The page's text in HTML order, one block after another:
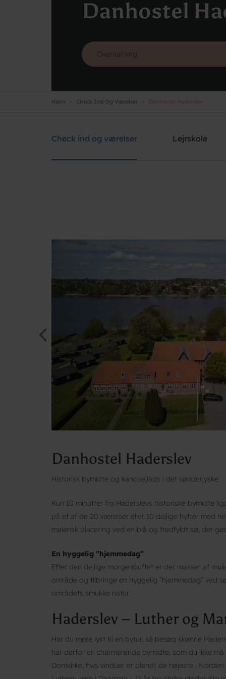
Danhostel
Danhostel Haderslev
Hjem Check Ind Og Værelser
Check ind og værelser Lejrskole
Danhostel Haderslev
Historisk bymidte og kanosejlads i det sønderjyske
Kun 10 minutter fra Haderslevs historiske bymidte
på et af de 20 værelser eller 10 dejlige hytter med
malerisk placering ved en blå og fredfyldt sø, der
En hyggelig ”hjemmedag”
Efter den dejlige morgenbuffet er der masser af
område og tilbringe en hyggelig ”hjemmedag” ved
områdets smukke natur.
Haderslev – Luther og
Har du mere lyst til en bytur, så besøg skønne
har derfor en charmerende bymidte, som du ikke
Domkirke, hvis vinduer er blandt de højeste i